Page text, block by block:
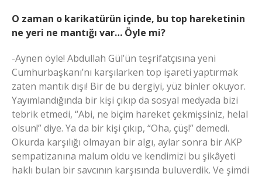
O zaman o karikatürün içinde, bu top hareketinin
ne yeri ne mantığı var… Öyle mi?
-Aynen öyle! Abdullah Gül’ün teşrifatçısına yeni
Cumhurbaşkanı’nı karşılarken top işareti yaptırmak
zaten mantık dışı! Bir de bu dergiyi, yüz binler okuyor.
Yayımlandığında bir kişi çıkıp da sosyal medyada bizi
tebrik etmedi, “Abi, ne biçim hareket çekmişsiniz, helal
olsun!” diye. Ya da bir kişi çıkıp, “Oha, çüş!” demedi.
Okurda karşılığı olmayan bir algı, aylar sonra bir AKP
sempatizanına malum oldu ve kendimizi bu şikâyeti
haklı bulan bir savcının karşısında buluverdik. Ve şimdi